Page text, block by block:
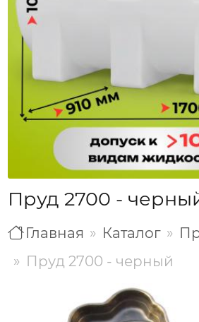
Пруд 2700 -
Главная Каталог
Пруд 2700 - черный